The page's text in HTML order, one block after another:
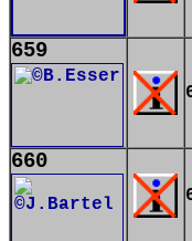
659
660